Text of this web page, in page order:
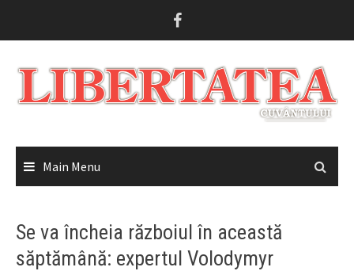
Main Menu
Se va încheia războiul în această
săptămână: expertul Volodymyr